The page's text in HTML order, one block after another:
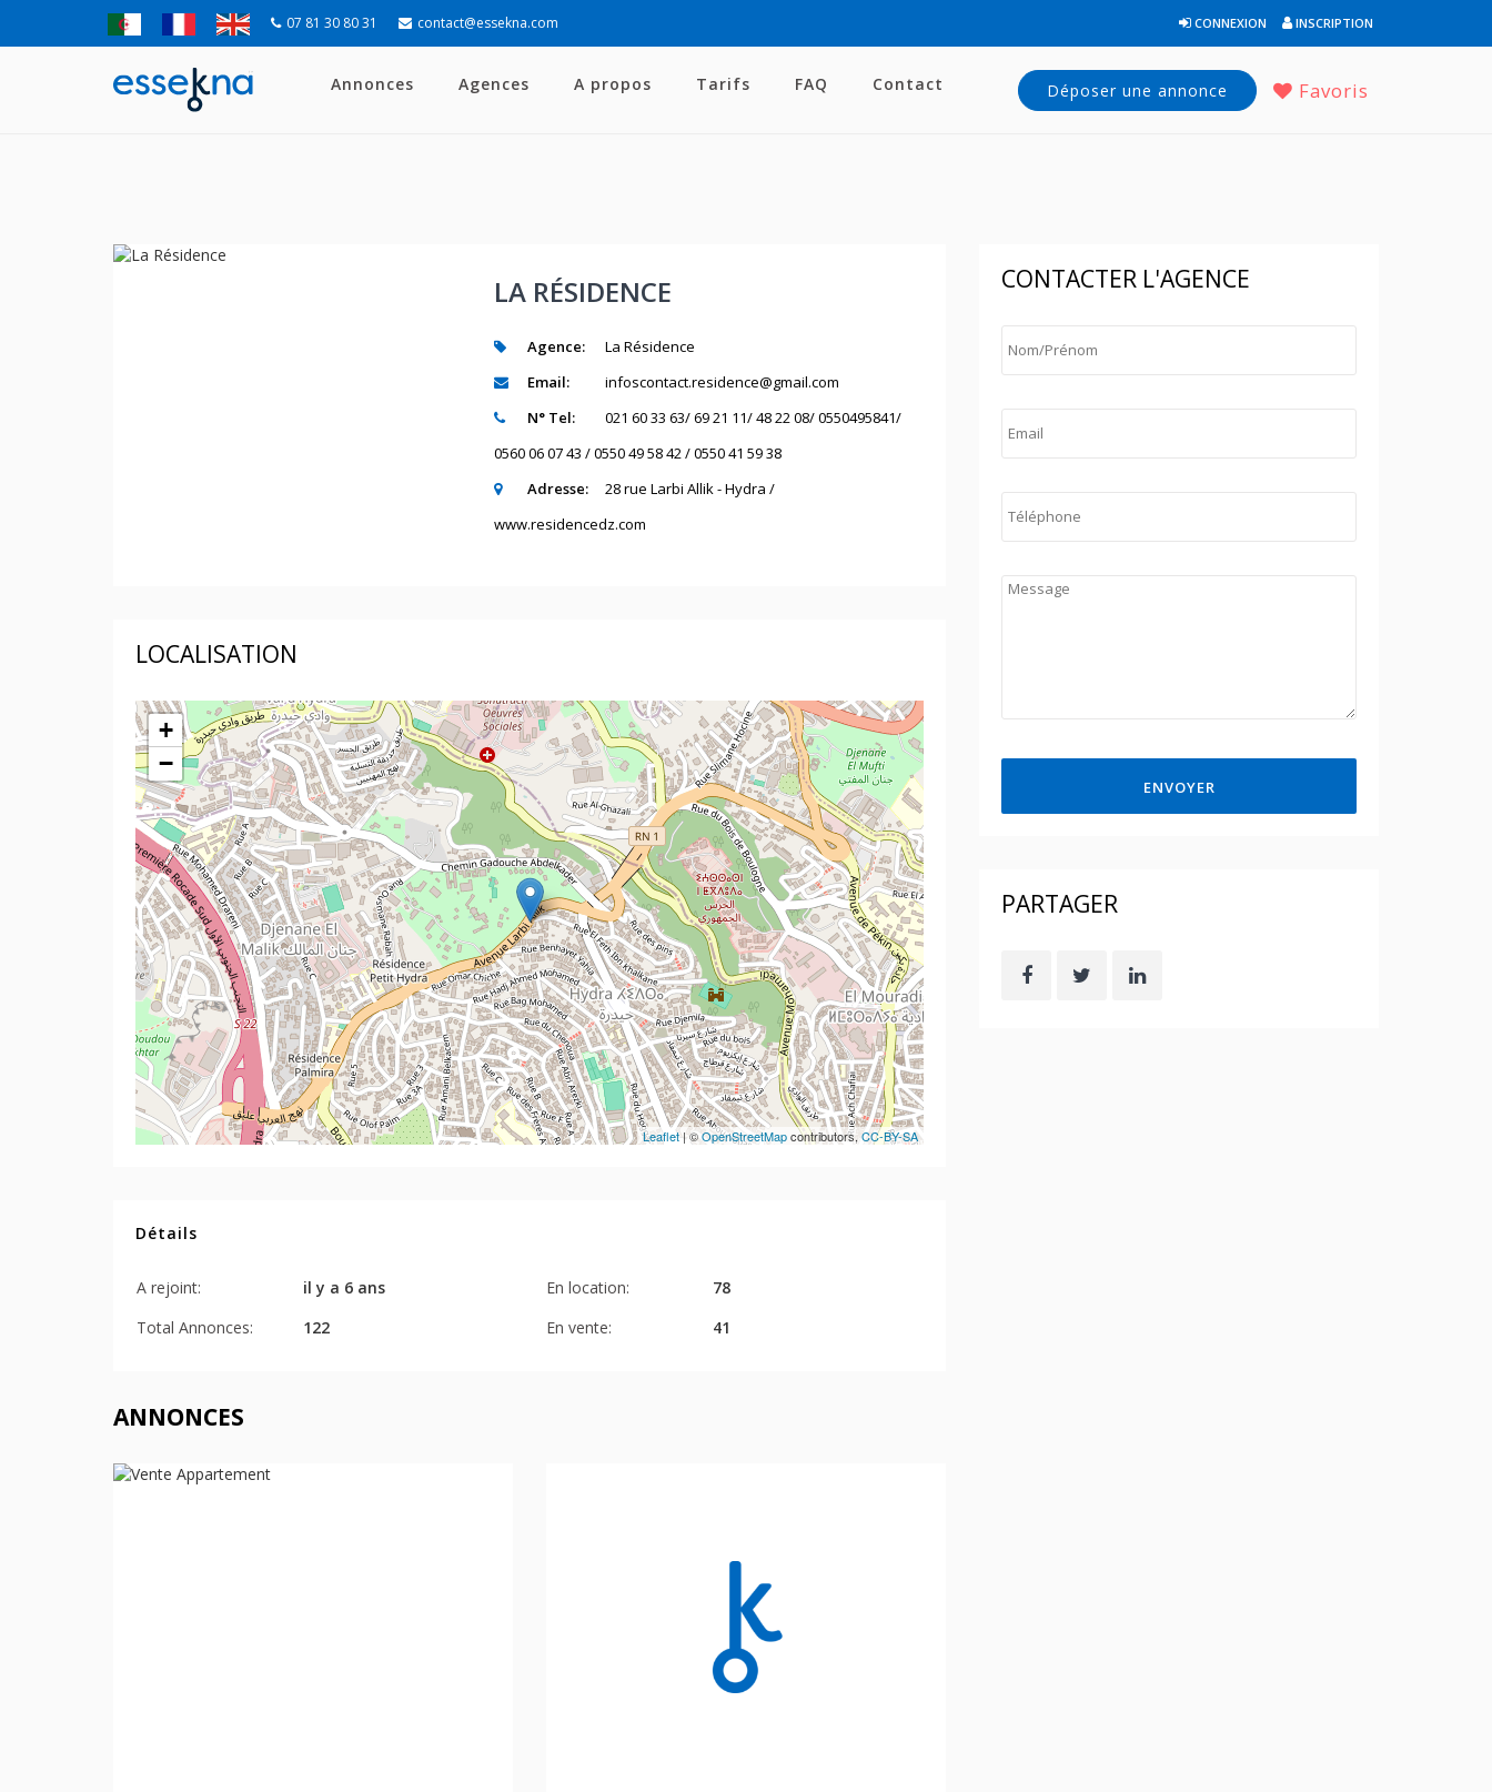
07 81 30 80 31 contact@essekna.com CONNEXION INSCRIPTION
Annonces Agences A propos Tarifs FAQ Contact Déposer une annonce Favoris
LA RÉSIDENCE
Agence:
La Résidence
Email:
infoscontact.residence@gmail.com
N° Tel:
021 60 33 63/ 69 21 11/ 48 22 08/ 0550495841/
0560 06 07 43 / 0550 49 58 42 / 0550 41 59 38
Adresse:
28 rue Larbi Allik - Hydra /
www.residencedz.com
LOCALISATION
+
−
Leaflet| ©OpenStreetMapcontributors, CC-BY-SA
Détails
A rejoint:
il y a 6 ans
Total Annonces:
122
En location:
78
En vente:
41
ANNONCES
CONTACTER L'AGENCE
ENVOYER
PARTAGER